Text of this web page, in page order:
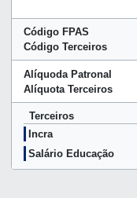
Código FPAS
Código Terceiros
Alíquoda Patronal
Alíquota Terceiros
Terceiros
Incra
Salário Educação